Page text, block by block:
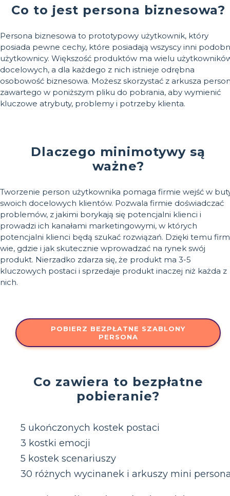
Co to jest persona biznesowa?
Persona biznesowa to prototypowy użytkownik, który
posiada pewne cechy, które posiadają wszyscy inni
użytkownicy. Większość produktów ma wielu
docelowych, a dla każdego z nich istnieje odrębna
osobowość biznesowa. Możesz skorzystać z arkusza
zawartego w poniższym pliku do pobrania, aby wymienić
kluczowe atrybuty, problemy i potrzeby klienta.
Dlaczego minimotywy są
ważne?
Tworzenie person użytkownika pomaga firmie wejść w
swoich docelowych klientów. Pozwala firmie doświadczać
problemów, z jakimi borykają się potencjalni klienci i
prowadzi ich kanałami marketingowymi, w których
potencjalni klienci będą szukać rozwiązań. Dzięki temu
wie, gdzie i jak skutecznie wprowadzać na rynek swój
produkt. Nierzadko zdarza się, że produkt ma 3-5
kluczowych postaci i sprzedaje produkt inaczej niż każda z
nich.
POBIERZ BEZPŁATNE SZABLONY
PERSONA
Co zawiera to bezpłatne
pobieranie?
5 ukończonych kostek postaci
3 kostki emocji
5 kostek scenariuszy
30 różnych wycinanek i arkuszy mini